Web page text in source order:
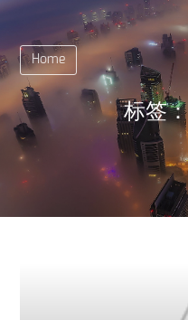
Home
标签：